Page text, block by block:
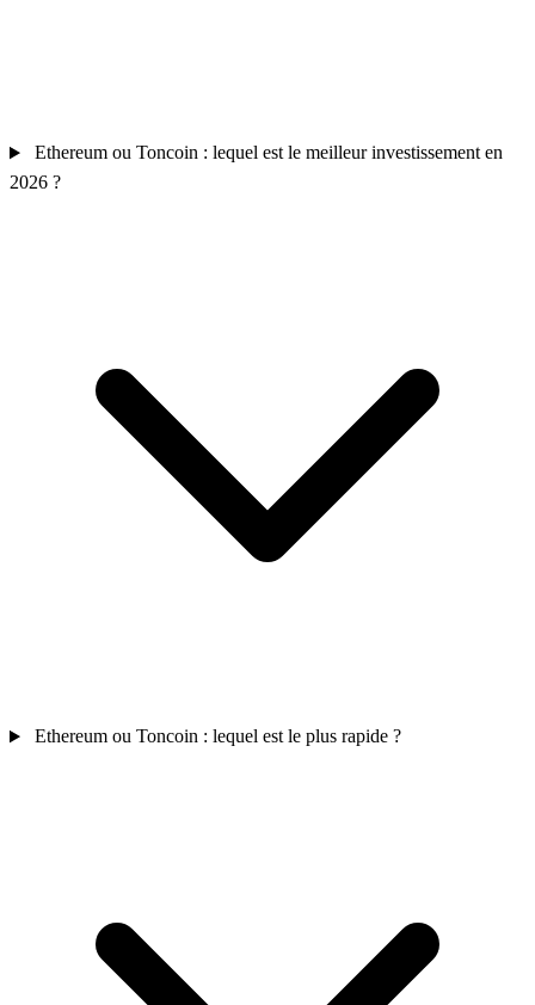
Ethereum ou Toncoin : lequel est le meilleur investissement en
2026 ?
Ethereum ou Toncoin : lequel est le plus rapide ?